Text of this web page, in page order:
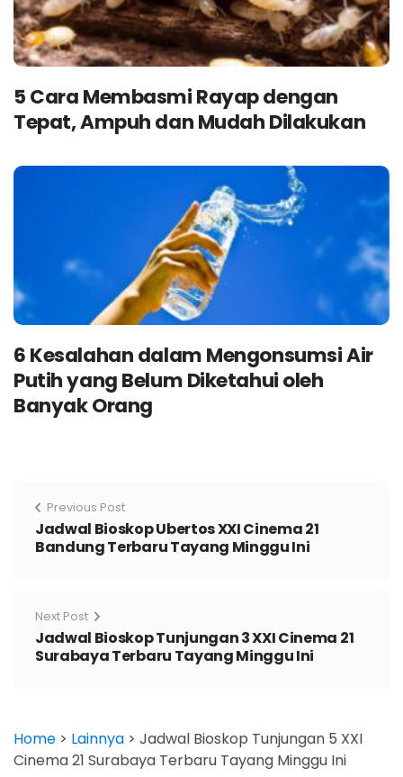
5 Cara Membasmi Rayap dengan
Tepat, Ampuh dan Mudah Dilakukan
6 Kesalahan dalam Mengonsumsi Air
Putih yang Belum Diketahui oleh
Banyak Orang
Previous Post
Jadwal Bioskop Ubertos XXI Cinema 21
Bandung Terbaru Tayang Minggu Ini
Next Post
Jadwal Bioskop Tunjungan 3 XXI Cinema 21
Surabaya Terbaru Tayang Minggu Ini
Home > Lainnya > Jadwal Bioskop Tunjungan 5 XXI
Cinema 21 Surabaya Terbaru Tayang Minggu Ini